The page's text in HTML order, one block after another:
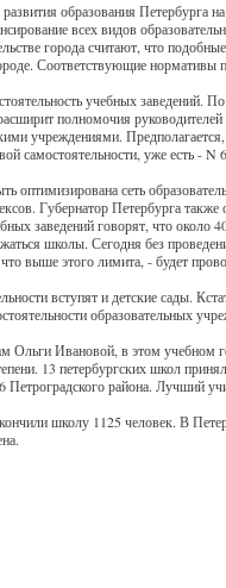
образования Петербурга
всех видов
города считают, что
Соответствующие нормативы
учебных заведений.
полномочия
учреждениями.
самостоятельности, уже есть - N
оптимизирована сеть
Губернатор Петербурга
заведений говорят, что
школы. Сегодня без
выше этого лимита, - будет
вступят и детские сады.
образовательных
Ивановой, в этом учебном
13 петербургских школ
Петроградского района. Лучший
школу 1125 человек. В